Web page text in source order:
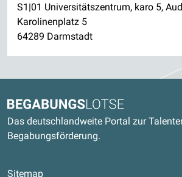
S1|01 Universitätszentrum, karo 5,
Karolinenplatz 5
64289 Darmstadt
Begabungslotse
Das deutschlandweite Portal zur
Begabungsförderung.
Sitemap